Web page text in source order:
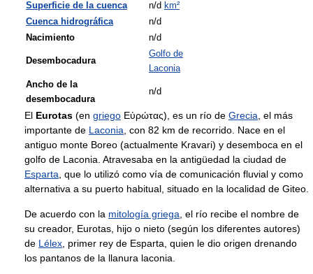
Superficie de la cuenca
n/d km²
Cuenca hidrográfica
n/d
Nacimiento
n/d
Desembocadura
Golfo de
Laconia
Ancho de la
desembocadura
n/d
El Eurotas (en griego Εὐρώτας), es un río de Grecia , el más
importante de Laconia , con 82 km de recorrido. Nace en el
antiguo monte Boreo (actualmente Kravari) y desemboca en el
golfo de Laconia. Atravesaba en la antigüedad la ciudad de
Esparta , que lo utilizó como vía de comunicación fluvial y como
alternativa a su puerto habitual, situado en la localidad de Giteo.
De acuerdo con la mitología griega , el río recibe el nombre de
su creador, Eurotas, hijo o nieto (según los diferentes autores)
de Lélex , primer rey de Esparta, quien le dio origen drenando
los pantanos de la llanura laconia.